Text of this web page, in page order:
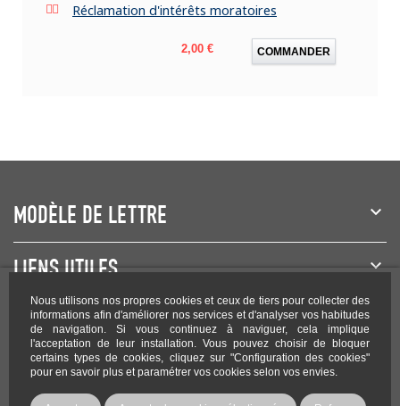
Nous utilisons nos propres cookies et ceux de tiers pour collecter des
informations afin d'améliorer nos services et d'analyser vos habitudes
de navigation. Si vous continuez à naviguer, cela implique
l'acceptation de leur installation. Vous pouvez choisir de bloquer
certains types de cookies, cliquez sur "Configuration des cookies"
pour en savoir plus et paramétrer vos cookies selon vos envies.
Réclamation d'intérêts moratoires
Prix
2,00 € COMMANDER
MODÈLE DE LETTRE
LIENS UTILES
NEWSLETTER